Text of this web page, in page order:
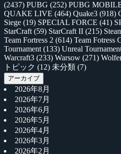
(2437) PUBG (252) PUBG
QUAKE LIVE (464) Quake3 (918)
Siege (19) SPECIAL FORCE (41)
StarCraft (59) StarCraft II (215)
Team Fortress 2 (614) Team Fotress
Tournament (133) Unreal
Warcraft3 (233) Warsow (271)
トピック (12) 未分類 (7)
アーカイブ
2026年8月
2026年7月
2026年6月
2026年5月
2026年4月
2026年3月
2026年2月